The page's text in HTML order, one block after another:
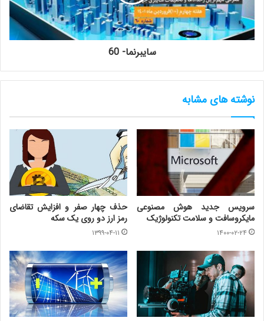
سایبرنما- 60
نوشته های مشابه
سرویس جدید هوش مصنوعی
مایکروسافت و سلامت تکنولوژیک
۱۴۰۰-۰۲-۲۴
حذف چهار صفر و افزایش تقاضای
رمز ارز دو روی یک سکه
۱۳۹۹-۰۴-۱۱